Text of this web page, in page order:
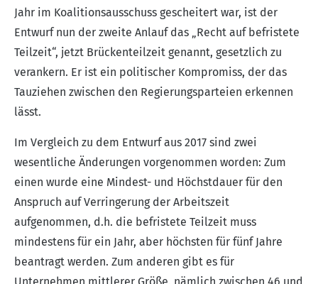
Jahr im Koalitionsausschuss gescheitert war, ist der
Entwurf nun der zweite Anlauf das „Recht auf befristete
Teilzeit“, jetzt Brückenteilzeit genannt, gesetzlich zu
verankern. Er ist ein politischer Kompromiss, der das
Tauziehen zwischen den Regierungsparteien erkennen
lässt.
Im Vergleich zu dem Entwurf aus 2017 sind zwei
wesentliche Änderungen vorgenommen worden: Zum
einen wurde eine Mindest- und Höchstdauer für den
Anspruch auf Verringerung der Arbeitszeit
aufgenommen, d.h. die befristete Teilzeit muss
mindestens für ein Jahr, aber höchsten für fünf Jahre
beantragt werden. Zum anderen gibt es für
Unternehmen mittlerer Größe, nämlich zwischen 46 und